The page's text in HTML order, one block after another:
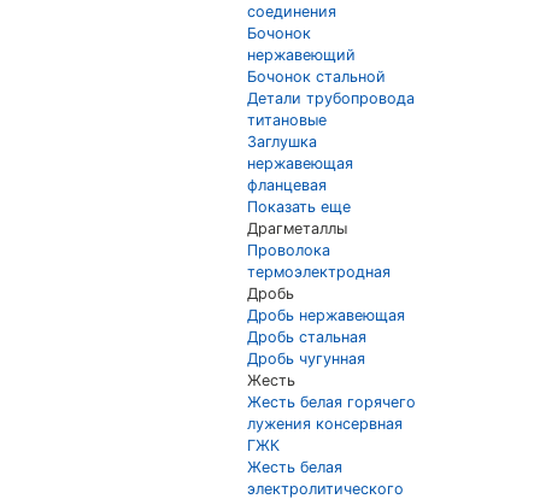
соединения
Бочонок
нержавеющий
Бочонок стальной
Детали трубопровода
титановые
Заглушка
нержавеющая
фланцевая
Показать еще
Драгметаллы
Проволока
термоэлектродная
Дробь
Дробь нержавеющая
Дробь стальная
Дробь чугунная
Жесть
Жесть белая горячего
лужения консервная
ГЖК
Жесть белая
электролитического